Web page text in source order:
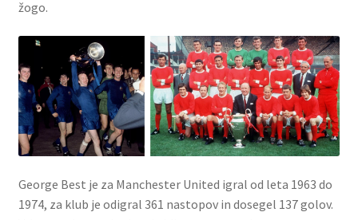
žogo.
George Best je za Manchester United igral od leta 1963 do
1974, za klub je odigral 361 nastopov in dosegel 137 golov.